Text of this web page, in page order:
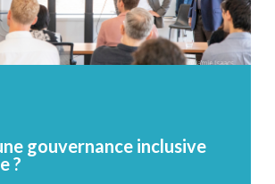
gouvernance inclusive
?